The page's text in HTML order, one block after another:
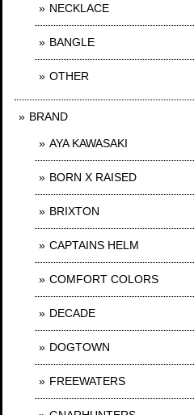
NECKLACE
BANGLE
OTHER
BRAND
AYA KAWASAKI
BORN X RAISED
BRIXTON
CAPTAINS HELM
COMFORT COLORS
DECADE
DOGTOWN
FREEWATERS